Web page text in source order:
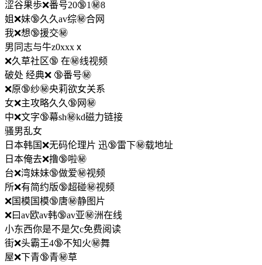
涩谷果歩❌番号20🔞1㊙️8
姐❌妹🔞久久av综㊙️合网
我❌想🔞援交㊙️
男同志与牛z0xxxⅹ
❌久草社区🔞 在㊙️线视频
破处 经典❌ 🔞番号㊙️
❌原🔞纱㊙️央莉欲女关系
女❌主攻略久久🔞网㊙️
中❌文字🔞幕sh㊙️kd磁力链接
骚男乱女
日本韩国❌无码伦理片 迅🔞雷下㊙️载地址
日本俺去❌撸🔞啦㊙️
台❌湾妹妹🔞做爱㊙️视频
所❌有简约版🔞超碰㊙️视频
❌国模国模🔞唐㊙️静图片
❌曰av欧av韩🔞av亚㊙️洲在线
小东西你是不是欠c免费阅读
街❌头霸王4🔞不知火㊙️舞
屋❌下青🔞青㊙️草